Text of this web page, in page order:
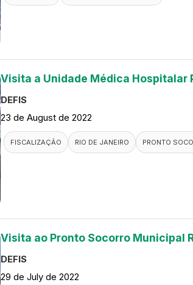
Visita a Unidade Médica Hospitalar
DEFIS
23 de August de 2022
FISCALIZAÇÃO RIO DE JANEIRO PRONTO
Visita ao Pronto Socorro Municipal
DEFIS
29 de July de 2022